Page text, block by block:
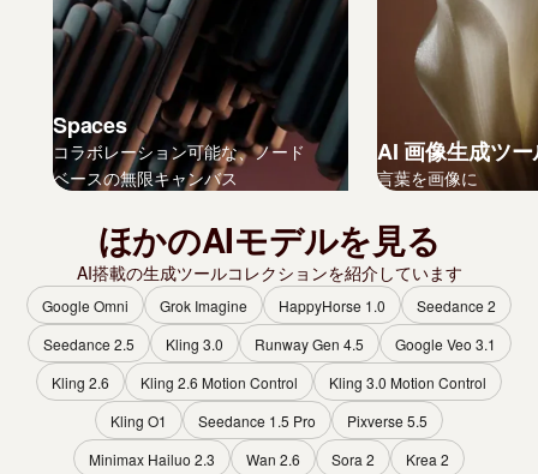
Spaces
コラボレーション可能な、ノード
ベースの無限キャンバス
AI 画像生成ツー
言葉を画像に
ほかのAIモデルを見る
AI搭載の生成ツールコレクションを紹介しています
Google Omni Grok Imagine HappyHorse 1.0
Seedance 2
Seedance 2.5
Kling 3.0 Runway Gen 4.5
Google Veo 3.1
Kling 2.6
Kling 2.6 Motion Control
Kling 3.0 Motion Control
Kling O1
Seedance 1.5 Pro
Pixverse 5.5
Minimax Hailuo 2.3
Wan 2.6 Sora 2
Krea 2